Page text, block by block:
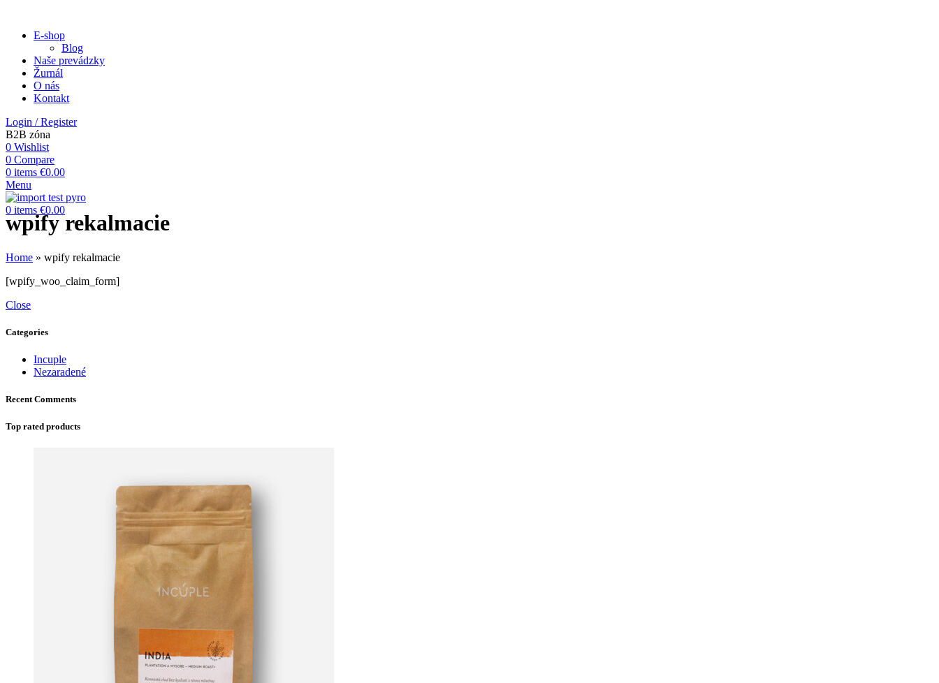
E-shop
Blog
Naše prevádzky
Žurnál
O nás
Kontakt
Login / Register
B2B zóna
0 Wishlist
0 Compare
0 items €0.00
Menu
0 items €0.00
wpify rekalmacie
Home » wpify rekalmacie
[wpify_woo_claim_form]
Close
Categories
Incuple
Nezaradené
Recent Comments
Top rated products